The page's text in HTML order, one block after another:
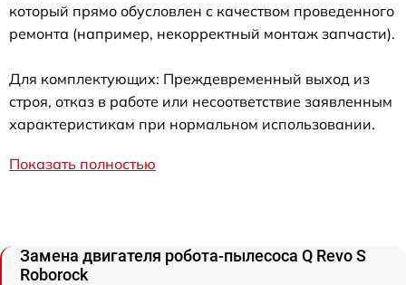
который прямо обусловлен с качеством проведенного
ремонта (например, некорректный монтаж запчасти).
Для комплектующих: Преждевременный выход из
строя, отказ в работе или несоответствие заявленным
характеристикам при нормальном использовании.
Показать полностью
Замена двигателя робота-пылесоса Q Revo S
Roborock